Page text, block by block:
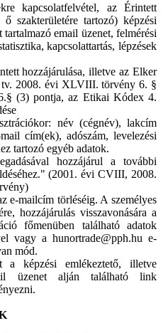
kapcsolatfelvétel, az Érintett
szakterületére tartozó) képzési
email üzenet, felmérési
kapcsolattartás, lépzések
hozzájárulása, illetve az Elker
2008. évi XLVIII. törvény 6. §
(3) pontja, az Etikai Kódex 4.
név (cégnév), lakcím
cím(ek), adószám, levelezési
tartozó egyéb adatok.
hozzájárul a további
(2001. évi CVIII, 2008.
e-mailcím törléséig. A személyes
hozzájárulás visszavonására a
főmenüben található adatok
vagy a hunortrade@pph.hu e-
mód.
a képzési emlékeztető, illetve
üzenet alján található link